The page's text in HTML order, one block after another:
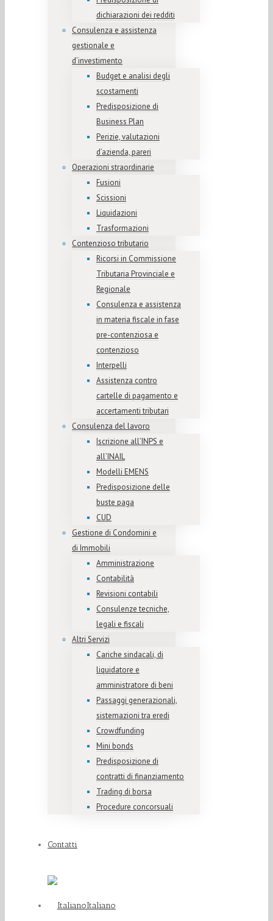
dichiarazioni dei redditi
Consulenza e assistenza
gestionale e
d’investimento
Budget e analisi degli
scostamenti
Predisposizione di
Business Plan
Perizie, valutazioni
d’azienda, pareri
Operazioni straordinarie
Fusioni
Scissioni
Liquidazioni
Trasformazioni
Contenzioso tributario
Ricorsi in Commissione
Tributaria Provinciale e
Regionale
Consulenza e assistenza
in materia fiscale in fase
pre-contenziosa e
contenzioso
Interpelli
Assistenza contro
cartelle di pagamento e
accertamenti tributari
Consulenza del lavoro
Iscrizione all’INPS e
all’INAIL
Modelli EMENS
Predisposizione delle
buste paga
CUD
Gestione di Condomini e
di Immobili
Amministrazione
Contabilità
Revisioni contabili
Consulenze tecniche,
legali e fiscali
Altri Servizi
Cariche sindacali, di
liquidatore e
amministratore di beni
Passaggi generazionali,
sistemazioni tra eredi
Crowdfunding
Mini bonds
Predisposizione di
contratti di finanziamento
Trading di borsa
Procedure concorsuali
Contatti
Italiano